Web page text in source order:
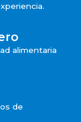
alimentaria
de